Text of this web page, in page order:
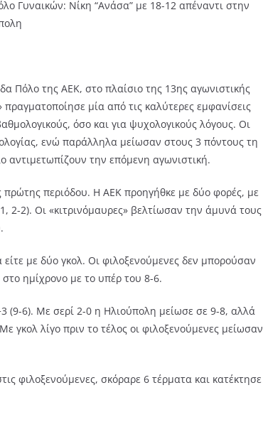
Γυναικών: Νίκη “Ανάσα” με 18-12 απέναντι στην
Πόλο της ΑΕΚ, στο πλαίσιο της 13ης αγωνιστικής
μία από τις καλύτερες εμφανίσεις
όσο και για ψυχολογικούς λόγους. Οι
ενώ παράλληλα μείωσαν στους 3 πόντους τη
την επόμενη αγωνιστική.
πρώτης περιόδου. Η ΑΕΚ προηγήθκε με δύο φορές, με
2-2). Οι «κιτρινόμαυρες» βελτίωσαν την άμυνά τους
με δύο γκολ. Οι φιλοξενούμενες δεν μπορούσαν
ημίχρονο με το υπέρ του 8-6.
(9-6). Με σερί 2-0 η Ηλιούπολη μείωσε σε 9-8, αλλά
γκολ λίγο πριν το τέλος οι φιλοξενούμενες μείωσαν
φιλοξενούμενες, σκόραρε 6 τέρματα και κατέκτησε